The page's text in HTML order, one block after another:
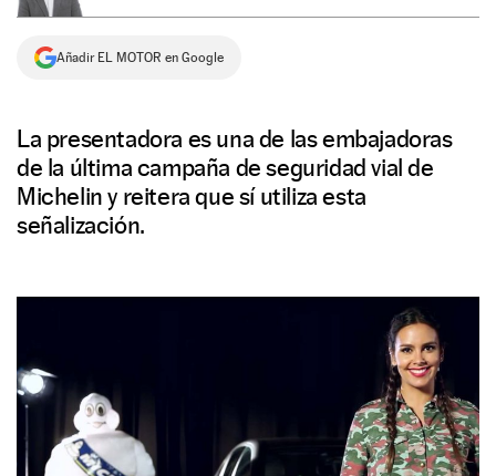
Añadir EL MOTOR en Google
La presentadora es una de las embajadoras
de la última campaña de seguridad vial de
Michelin y reitera que sí utiliza esta
señalización.